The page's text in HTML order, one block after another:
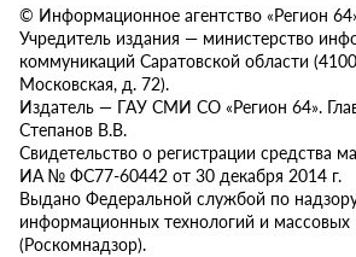
© Информационное агентство «Регион
Учредитель издания — министерство
коммуникаций Саратовской области
Московская, д. 72).
Издатель — ГАУ СМИ СО «Регион 64».
Степанов В.В.
Свидетельство о регистрации средства
ИА № ФС77-60442 от 30 декабря 2014 г.
Выдано Федеральной службой по
информационных технологий и
(Роскомнадзор).